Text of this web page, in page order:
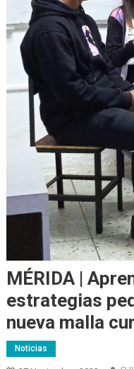
MÉRIDA |
estrategias
nueva malla
Noticias